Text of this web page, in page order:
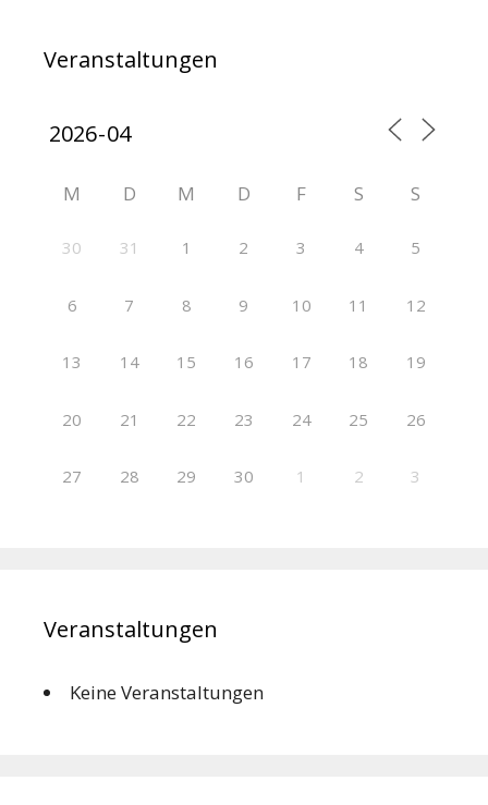
Veranstaltungen
M D M D F S S
30 31 1 2 3 4 5
6 7 8 9 10 11 12
13 14 15 16 17 18 19
20 21 22 23 24 25 26
27 28 29 30 1 2 3
Veranstaltungen
Keine Veranstaltungen